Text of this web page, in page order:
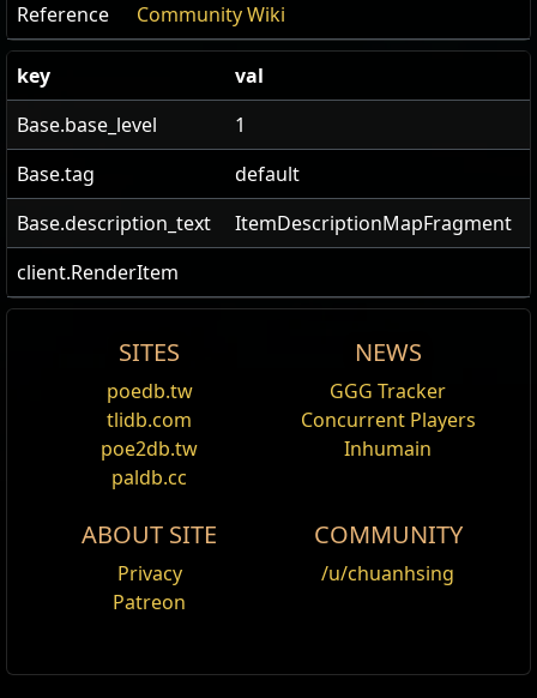
Reference Community Wiki
key
val
Base.base_level
1
Base.tag
default
Base.description_text
ItemDescriptionMapFragment
client.RenderItem
Éditer
Fenumal Lure
Fenumal Lureis aLure
It adds 4 red beasts from The Caverns family to the
map instance. It cannot be used alongside with any
Bestiary Scarab,Gilded Bestiary Scarab, andWinged
Bestiary Scarab).
SITES
poedb.tw
tlidb.com
poe2db.tw
paldb.cc
NEWS
GGG Tracker
Concurrent Players
Inhumain
ABOUT SITE
Privacy
Patreon
COMMUNITY
/u/chuanhsing